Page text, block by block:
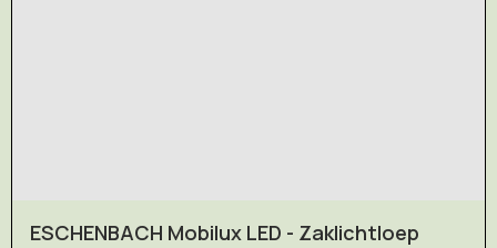
ESCHENBACH Mobilux LED - Zaklichtloep